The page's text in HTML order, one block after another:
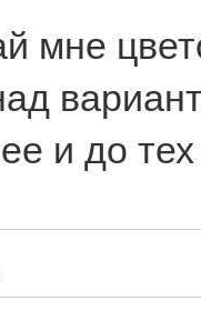
мне
и до